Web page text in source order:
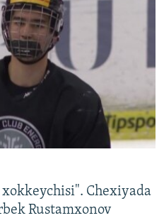
xokkeychisi". Chexiyada
Rustamxonov